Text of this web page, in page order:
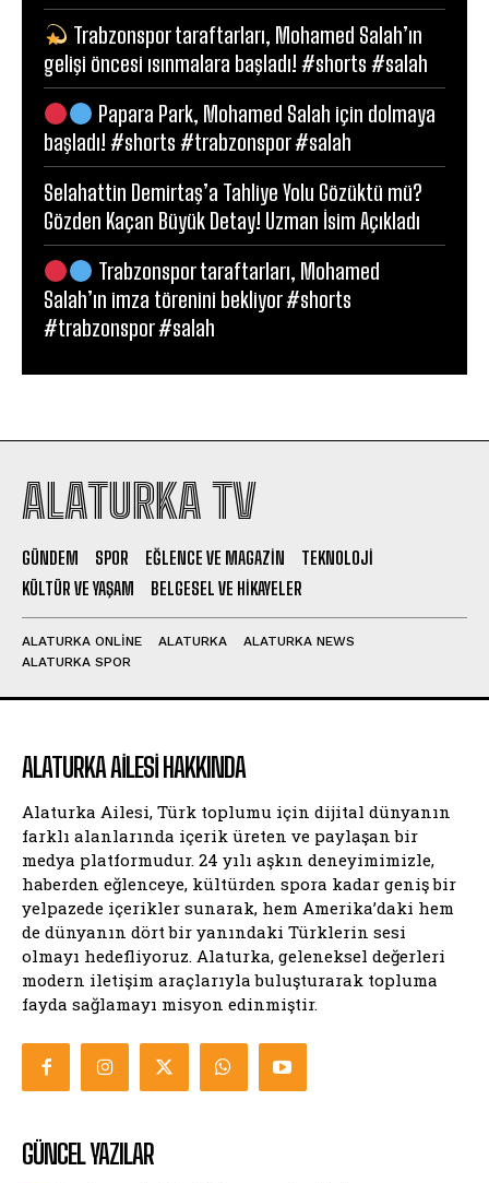
Trabzonspor taraftarları, Mohamed Salah’ın
gelişi öncesi ısınmalara başladı! #shorts #salah
Papara Park, Mohamed Salah için dolmaya
başladı! #shorts #trabzonspor #salah
Selahattin Demirtaş’a Tahliye Yolu Gözüktü mü?
Gözden Kaçan Büyük Detay! Uzman İsim Açıkladı
Trabzonspor taraftarları, Mohamed
Salah’ın imza törenini bekliyor #shorts
#trabzonspor #salah
ALATURKA TV
GÜNDEM SPOR EĞLENCE VE MAGAZIN
TEKNOLOJI
KÜLTÜR VE YAŞAM
BELGESEL VE HIKAYELER
ALATURKA ONLINE ALATURKA
ALATURKA NEWS
ALATURKA SPOR
ALATURKA AILESI HAKKINDA
Alaturka Ailesi, Türk toplumu için dijital dünyanın
farklı alanlarında içerik üreten ve paylaşan bir
medya platformudur. 24 yılı aşkın deneyimimizle,
haberden eğlenceye, kültürden spora kadar geniş bir
yelpazede içerikler sunarak, hem Amerika’daki hem
de dünyanın dört bir yanındaki Türklerin sesi
olmayı hedefliyoruz. Alaturka, geleneksel değerleri
modern iletişim araçlarıyla buluşturarak topluma
fayda sağlamayı misyon edinmiştir.
GÜNCEL YAZILAR